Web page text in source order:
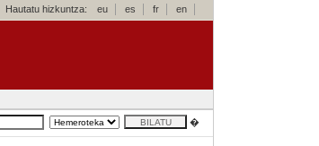
Hautatu hizkuntza: eu es fr en
�